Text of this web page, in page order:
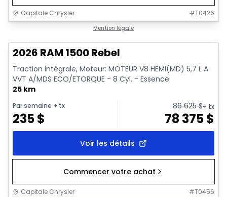
Capitale Chrysler #T0426
Mention légale
2026 RAM 1500 Rebel
Traction intégrale, Moteur: MOTEUR V8 HEMI(MD) 5,7 L A
VVT A/MDS ECO/ETORQUE - 8 Cyl. - Essence
25 km
Par semaine + tx
235$
86 625$+ tx
78 375$
Voir les détails
Commencer votre achat
Capitale Chrysler #T0456